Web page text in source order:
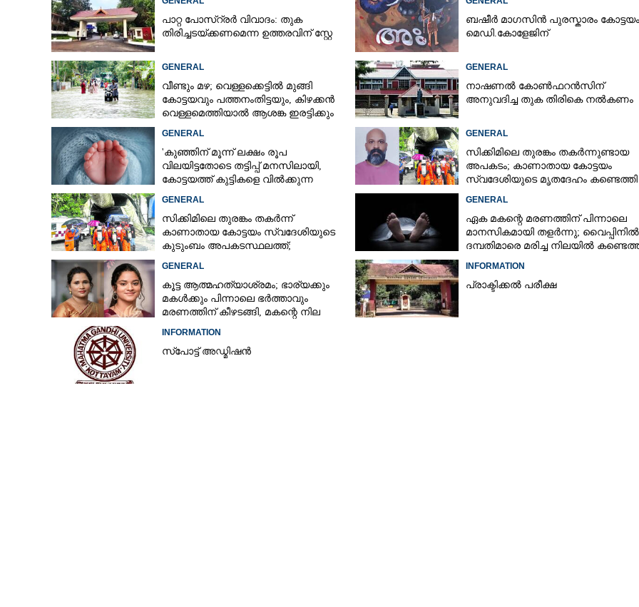
പാറ്റ പോസ്റ്രർ വിവാദം: തുക
തിരിച്ചടയ്ക്കണമെന്ന ഉത്തരവിന് സ്റ്റേ
ബഷീർ മാഗസിൻ പുരസ്കാരം കോട്ടയം
മെഡി.കോളേജിന്
GENERAL
വീണ്ടും മഴ; വെള്ളക്കെട്ടിൽ മുങ്ങി
കോട്ടയവും പത്തനംതിട്ടയും, കിഴക്കൻ
വെള്ളമെത്തിയാൽ ആശങ്ക ഇരട്ടിക്കും
GENERAL
നാഷണൽ കോൺഫറൻസിന്
അനുവദിച്ച തുക തിരികെ നൽകണം
GENERAL
'കുഞ്ഞിന് മൂന്ന് ലക്ഷം രൂപ
വിലയിട്ടതോടെ തട്ടിപ്പ് മനസിലായി,
കോട്ടയത്ത് കുട്ടികളെ വിൽക്കുന്ന
GENERAL
സിക്കിമിലെ തുരങ്കം തകർന്നുണ്ടായ
അപകടം; കാണാതായ കോട്ടയം
സ്വദേശിയുടെ മൃതദേഹം കണ്ടെത്തി
GENERAL
സിക്കിമിലെ തുരങ്കം തകർന്ന്
കാണാതായ കോട്ടയം സ്വദേശിയുടെ
കുടുംബം അപകടസ്ഥലത്ത്;
GENERAL
ഏക മകന്റെ മരണത്തിന് പിന്നാലെ
മാനസികമായി തളർന്നു; വൈപ്പിനിൽ
ദമ്പതിമാരെ മരിച്ച നിലയിൽ
GENERAL
കൂട്ട ആത്മഹത്യാശ്രമം; ഭാര്യക്കും
മകൾക്കും പിന്നാലെ ഭർത്താവും
മരണത്തിന് കീഴടങ്ങി, മകന്റെ നില
INFORMATION
പ്രാക്ടിക്കൽ പരീക്ഷ
INFORMATION
സ്‌പോട്ട് അഡ്മിഷൻ